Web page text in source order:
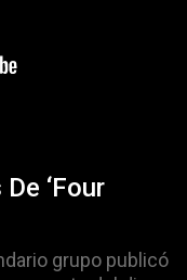
‘Four
grupo publicó